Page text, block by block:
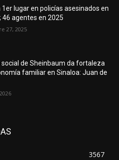
1er lugar en policías asesinados en
46 agentes en 2025
27, 2025
social de Sheinbaum da fortaleza
familiar en Sinaloa: Juan de
3567